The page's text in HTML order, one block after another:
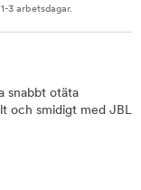
3 arbetsdagar.
snabbt otäta
och smidigt med JBL